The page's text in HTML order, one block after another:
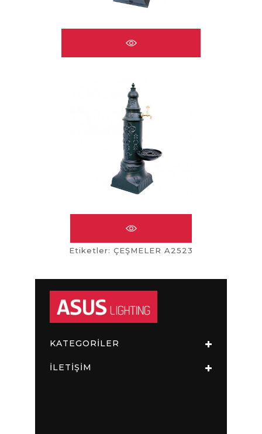
ÇEŞMELER A2521
ÇEŞMELER A2527
Etiketler: ÇEŞMELER A2523
KATEGORİLER
İLETİŞİM